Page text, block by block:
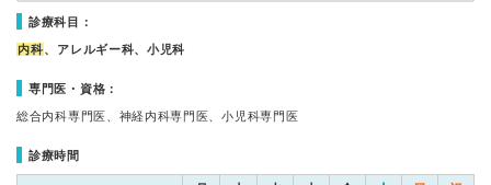
診療科目：
内科、アレルギー科、小児科
専門医・資格：
総合内科専門医、神経内科専門医、小児科専門医
診療時間